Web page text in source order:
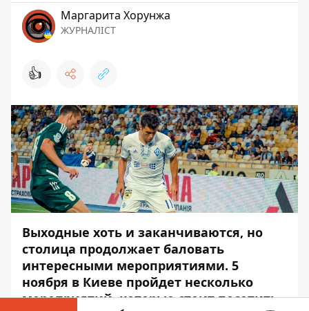
Маргарита Хорунжа
ЖУРНАЛІСТ
👍
Выходные хоть и заканчиваются, но
столица продолжает баловать
интересными мероприятиями. 5
ноября в Киеве пройдет несколько
мероприятий, которые стоит посетить.